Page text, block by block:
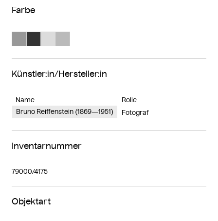
Farbe
Künstler:in/Hersteller:in
Name
Rolle
Bruno Reiffenstein (1869—1951)
Fotograf
Inventarnummer
79000/4175
Objektart